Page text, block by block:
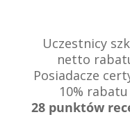
Uczestnicy
netto
Posiadacze
10%
28 punktów